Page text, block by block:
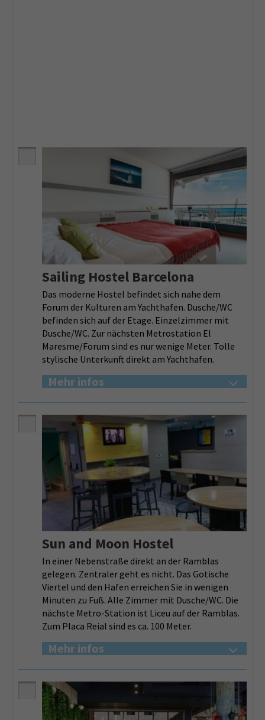
Sailing Hostel Barcelona
Das moderne Hostel befindet sich nahe dem
Forum der Kulturen am Yachthafen. Dusche/WC
befinden sich auf der Etage. Einzelzimmer mit
Dusche/WC. Zur nächsten Metrostation El
Maresme/Forum sind es nur wenige Meter. Tolle
stylische Unterkunft direkt am Yachthafen.
Mehr infos
Sun and Moon Hostel
In einer Nebenstraße direkt an der Ramblas
gelegen. Zentraler geht es nicht. Das Gotische
Viertel und den Hafen erreichen Sie in wenigen
Minuten zu Fuß. Alle Zimmer mit Dusche/WC. Die
nächste Metro-Station ist Liceu auf der Ramblas.
Zum Placa Reial sind es ca. 100 Meter.
Mehr infos